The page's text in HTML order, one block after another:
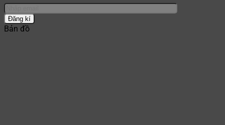
Bản đồ